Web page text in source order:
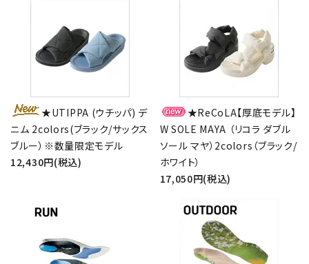
★UTIPPA (ウチッパ) デ
ニム 2colors(ブラック/サックス
ブルー）※数量限定モデル
12,430円(税込)
★ReCoLA【厚底モデル】
W SOLE MAYA （リコラ ダブル
ソール マヤ）2colors（ブラック/
ホワイト）
17,050円(税込)
キーワード
検索する